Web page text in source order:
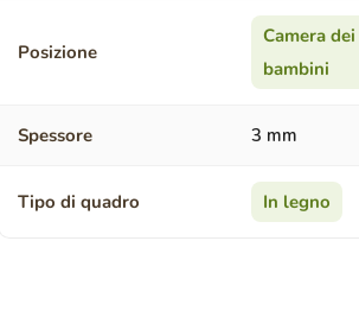
Posizione
Camera dei
bambini
Spessore 3 mm
Tipo di quadro In legno